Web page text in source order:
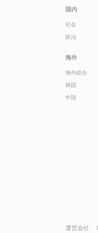
国内
社会
政治
海外
海外総合
韓国
中国
運営会社